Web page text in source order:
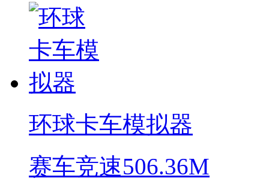
环球卡车模拟器
赛车竞速506.36M